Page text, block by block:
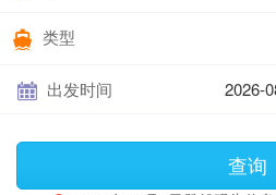
类型
出发时间
查询